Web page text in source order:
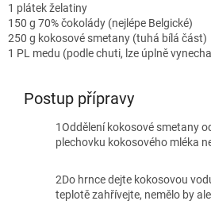
1 plátek želatiny
150 g 70% čokolády (nejlépe Belgické)
250 g kokosové smetany (tuhá bílá část)
1 PL medu (podle chuti, lze úplně
Postup přípravy
1Oddělení kokosové smetany
plechovku kokosového mléka
2Do hrnce dejte kokosovou
teplotě zahřívejte, nemělo by